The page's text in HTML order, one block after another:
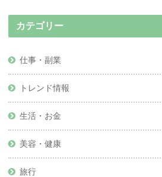
カテゴリー
仕事・副業
トレンド情報
生活・お金
美容・健康
旅行